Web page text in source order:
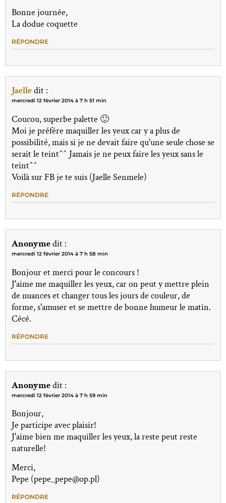
Bonne journée,
La dodue coquette
RÉPONDRE
Jaelledit :
mercredi 12 février 2014 à 7 h 51 min
Coucou, superbe palette 🙂
Moi je préfére maquiller les yeux car y a plus de
possibilité, mais si je ne devait faire qu'une seule chose se
serait le teint^^ Jamais je ne peux faire les yeux sans le
teint^^
Voilà sur FB je te suis (Jaelle Senmele)
RÉPONDRE
Anonymedit :
mercredi 12 février 2014 à 7 h 58 min
Bonjour et merci pour le concours !
J'aime me maquiller les yeux, car on peut y mettre plein
de nuances et changer tous les jours de couleur, de
forme, s'amuser et se mettre de bonne humeur le matin.
Cécé.
RÉPONDRE
Anonymedit :
mercredi 12 février 2014 à 7 h 59 min
Bonjour,
Je participe avec plaisir!
J'aime bien me maquiller les yeux, la reste peut reste
naturelle!
Merci,
Pepe (pepe_pepe@op.pl)
RÉPONDRE